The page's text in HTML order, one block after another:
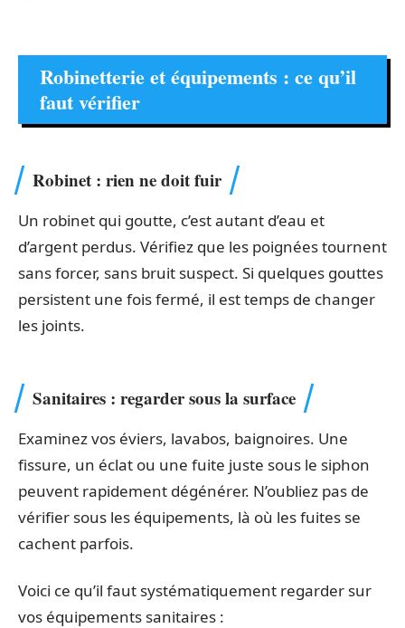
Robinetterie et équipements : ce qu’il
faut vérifier
Robinet : rien ne doit fuir
Un robinet qui goutte, c’est autant d’eau et
d’argent perdus. Vérifiez que les poignées tournent
sans forcer, sans bruit suspect. Si quelques gouttes
persistent une fois fermé, il est temps de changer
les joints.
Sanitaires : regarder sous la surface
Examinez vos éviers, lavabos, baignoires. Une
fissure, un éclat ou une fuite juste sous le siphon
peuvent rapidement dégénérer. N’oubliez pas de
vérifier sous les équipements, là où les fuites se
cachent parfois.
Voici ce qu’il faut systématiquement regarder sur
vos équipements sanitaires :